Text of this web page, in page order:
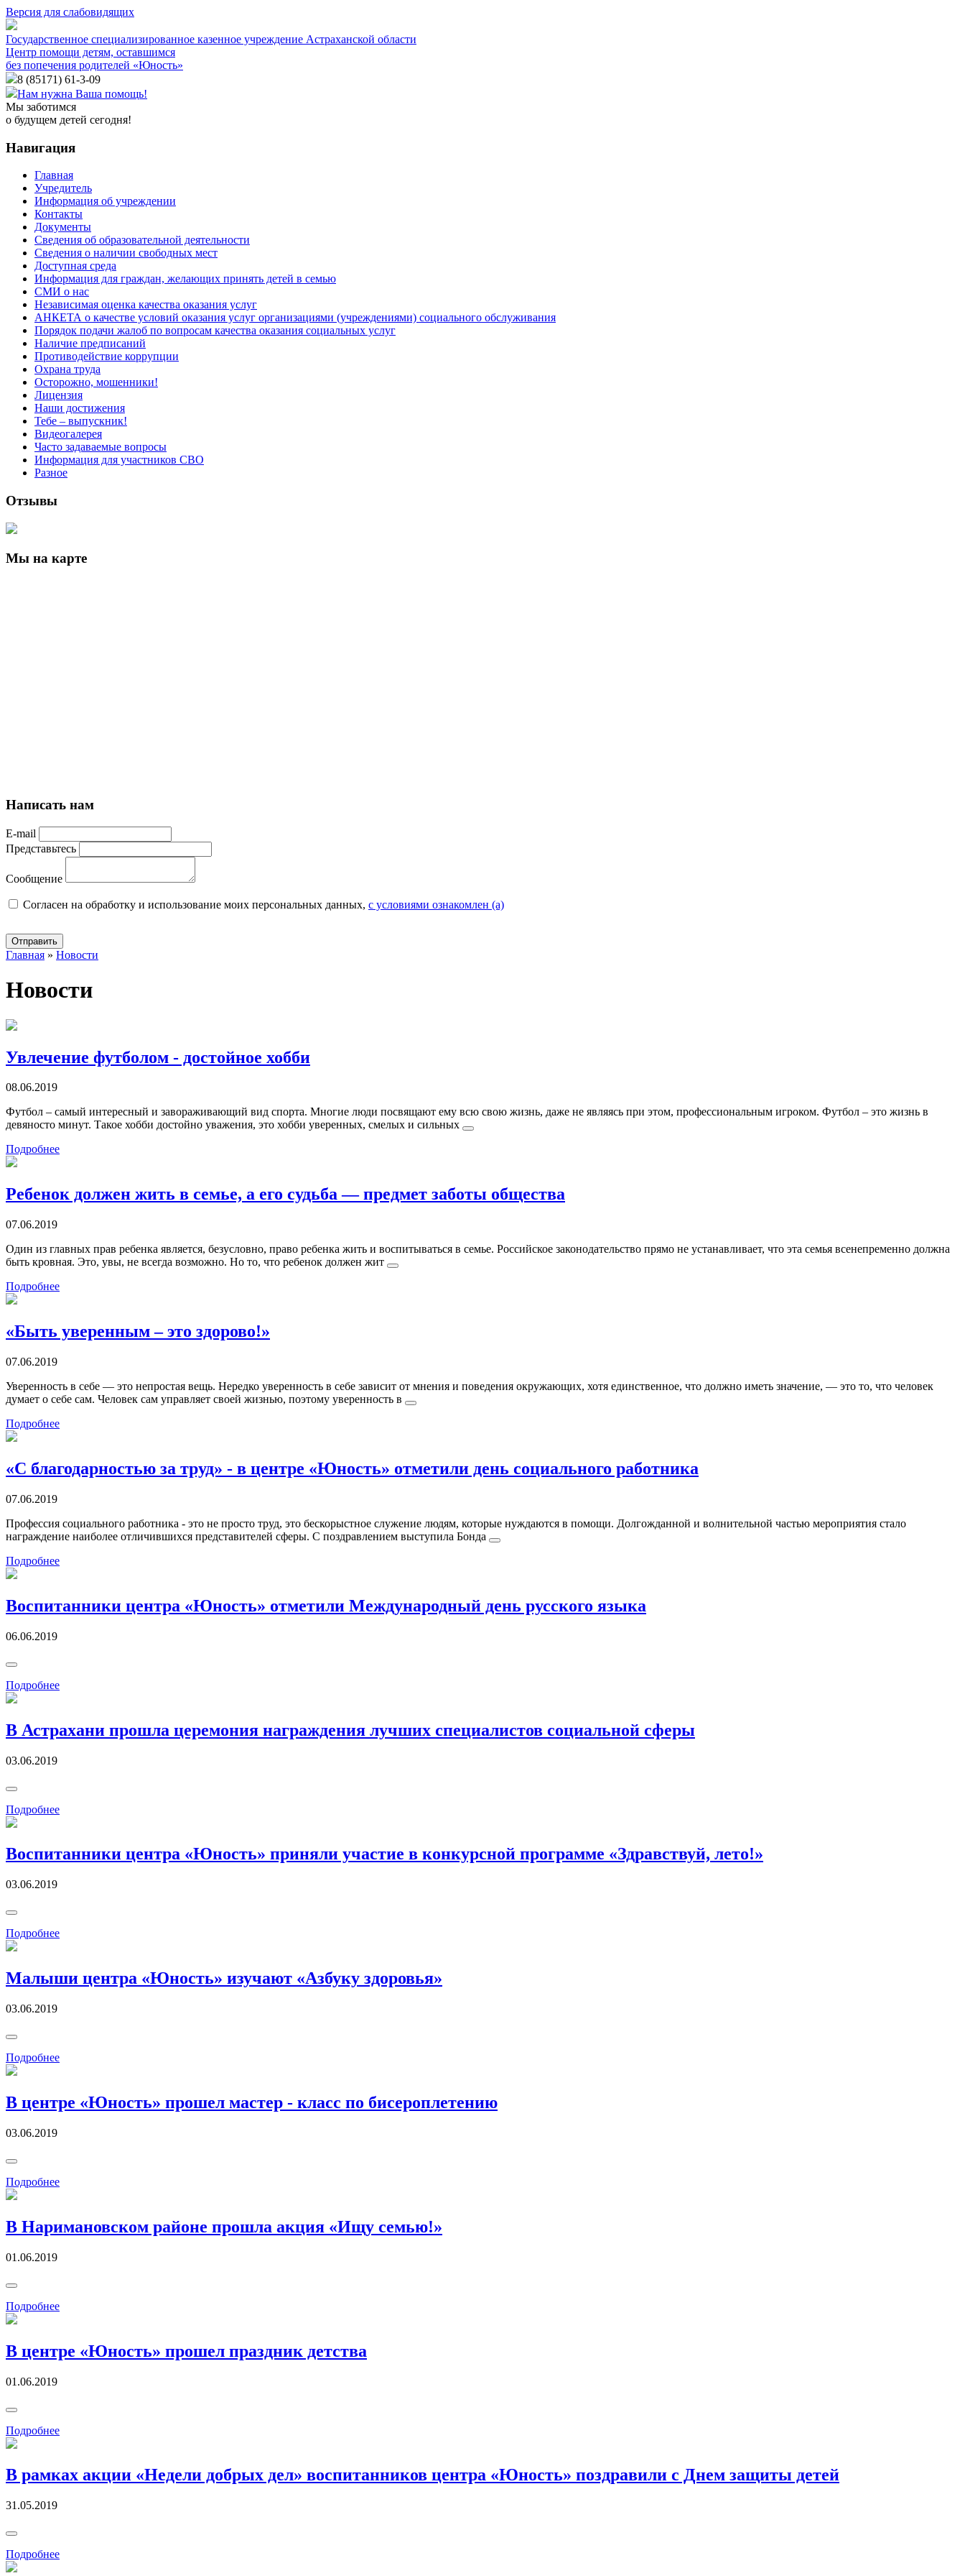
Версия для слабовидящих
Государственное специализированное казенное учреждение Астраханской области
Центр помощи детям, оставшимся
без попечения родителей «Юность»
8 (85171) 61-3-09
Нам нужна Ваша помощь!
Мы заботимся
о будущем детей сегодня!
Навигация
Главная
Учредитель
Информация об учреждении
Контакты
Документы
Сведения об образовательной деятельности
Сведения о наличии свободных мест
Доступная среда
Информация для граждан, желающих принять детей в семью
СМИ о нас
Независимая оценка качества оказания услуг
АНКЕТА о качестве условий оказания услуг организациями (учреждениями) социального обслуживания
Порядок подачи жалоб по вопросам качества оказания социальных услуг
Наличие предписаний
Противодействие коррупции
Охрана труда
Осторожно, мошенники!
Лицензия
Наши достижения
Тебе – выпускник!
Видеогалерея
Часто задаваемые вопросы
Информация для участников СВО
Разное
Отзывы
Мы на карте
Написать нам
E-mail
Представьтесь
Сообщение
Cогласен на обработку и использование моих персональных данных, с условиями ознакомлен (а)
Отправить
Главная » Новости
Новости
Увлечение футболом - достойное хобби
08.06.2019
Футбол – самый интересный и завораживающий вид спорта. Многие люди посвящают ему всю свою жизнь, даже не являясь при этом, профессиональным игроком. Футбол – это жизнь в
девяносто минут. Такое хобби достойно уважения, это хобби уверенных, смелых и сильных
Подробнее
Ребенок должен жить в семье, а его судьба — предмет заботы общества
07.06.2019
Один из главных прав ребенка является, безусловно, право ребенка жить и воспитываться в семье. Российское законодательство прямо не устанавливает, что эта семья всенепременно должна
быть кровная. Это, увы, не всегда возможно. Но то, что ребенок должен жит
Подробнее
«Быть уверенным – это здорово!»
07.06.2019
Уверенность в себе — это непростая вещь. Нередко уверенность в себе зависит от мнения и поведения окружающих, хотя единственное, что должно иметь значение, — это то, что человек
думает о себе сам. Человек сам управляет своей жизнью, поэтому уверенность в
Подробнее
«С благодарностью за труд» - в центре «Юность» отметили день социального работника
07.06.2019
Профессия социального работника - это не просто труд, это бескорыстное служение людям, которые нуждаются в помощи. Долгожданной и волнительной частью мероприятия стало
награждение наиболее отличившихся представителей сферы. С поздравлением выступила Бонда
Подробнее
Воспитанники центра «Юность» отметили Международный день русского языка
06.06.2019
Подробнее
В Астрахани прошла церемония награждения лучших специалистов социальной сферы
03.06.2019
Подробнее
Воспитанники центра «Юность» приняли участие в конкурсной программе «Здравствуй, лето!»
03.06.2019
Подробнее
Малыши центра «Юность» изучают «Азбуку здоровья»
03.06.2019
Подробнее
В центре «Юность» прошел мастер - класс по бисероплетению
03.06.2019
Подробнее
В Наримановском районе прошла акция «Ищу семью!»
01.06.2019
Подробнее
В центре «Юность» прошел праздник детства
01.06.2019
Подробнее
В рамках акции «Недели добрых дел» воспитанников центра «Юность» поздравили с Днем защиты детей
31.05.2019
Подробнее